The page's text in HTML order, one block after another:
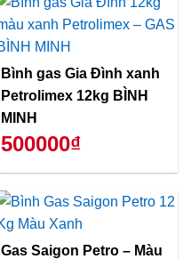
Bình gas Gia Đình xanh
Petrolimex 12kg BÌNH
MINH
500000₫
Gas Saigon Petro – Màu